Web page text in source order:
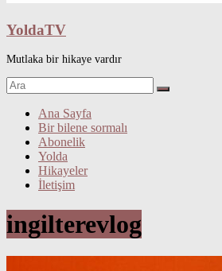
YoldaTV
Mutlaka bir hikaye vardır
Ana Sayfa
Bir bilene sormalı
Abonelik
Yolda
Hikayeler
İletişim
ingilterevlog